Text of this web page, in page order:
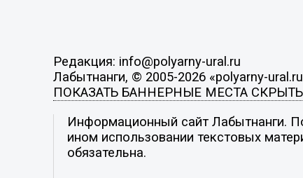
Редакция: info@polyarny-ural.ru
Лабытнанги, © 2005-2026 «polyarny-
ПОКАЗАТЬ БАННЕРНЫЕ МЕСТА
Информационный сайт Лабытнанги.
ином использовании текстовых
обязательна.